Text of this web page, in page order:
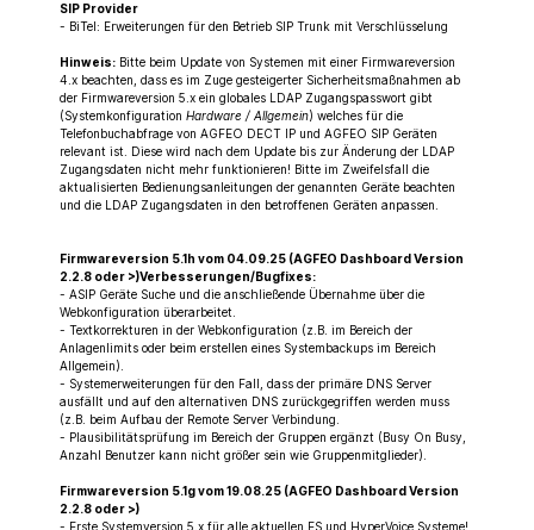
SIP Provider
- BiTel: Erweiterungen für den Betrieb SIP Trunk mit Verschlüsselung
Hinweis: Bitte beim Update von Systemen mit einer Firmwareversion
4.x beachten, dass es im Zuge gesteigerter Sicherheitsmaßnahmen ab
der Firmwareversion 5.x ein globales LDAP Zugangspasswort gibt
(Systemkonfiguration Hardware / Allgemein) welches für die
Telefonbuchabfrage von AGFEO DECT IP und AGFEO SIP Geräten
relevant ist. Diese wird nach dem Update bis zur Änderung der LDAP
Zugangsdaten nicht mehr funktionieren! Bitte im Zweifelsfall die
aktualisierten Bedienungsanleitungen der genannten Geräte beachten
und die LDAP Zugangsdaten in den betroffenen Geräten anpassen.
Firmwareversion 5.1h vom 04.09.25 (AGFEO Dashboard Version
2.2.8 oder >)Verbesserungen/Bugfixes:
- ASIP Geräte Suche und die anschließende Übernahme über die
Webkonfiguration überarbeitet.
- Textkorrekturen in der Webkonfiguration (z.B. im Bereich der
Anlagenlimits oder beim erstellen eines Systembackups im Bereich
Allgemein).
- Systemerweiterungen für den Fall, dass der primäre DNS Server
ausfällt und auf den alternativen DNS zurückgegriffen werden muss
(z.B. beim Aufbau der Remote Server Verbindung.
- Plausibilitätsprüfung im Bereich der Gruppen ergänzt (Busy On Busy,
Anzahl Benutzer kann nicht größer sein wie Gruppenmitglieder).
Firmwareversion 5.1g vom 19.08.25 (AGFEO Dashboard Version
2.2.8 oder >)
- Erste Systemversion 5.x für alle aktuellen ES und HyperVoice Systeme!